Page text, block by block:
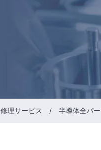
修理サービス / 半導体全パ